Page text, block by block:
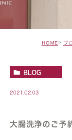
HOME ブ
BLOG
2021.02.03
大腸洗浄のご予